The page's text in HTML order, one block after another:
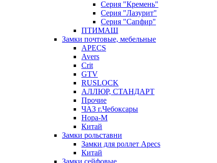
Серия "Кремень"
Серия "Лазурит"
Серия "Сапфир"
ПТИМАШ
Замки почтовые, мебельные
APECS
Avers
Crit
GTV
RUSLOCK
АЛЛЮР, СТАНДАРТ
Прочие
ЧАЗ г.Чебоксары
Нора-М
Китай
Замки рольставни
Замки для роллет Apecs
Китай
Замки сейфовые